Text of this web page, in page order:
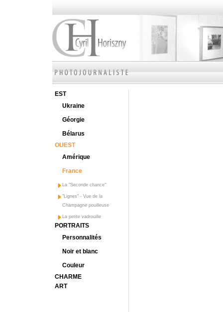
EST
Ukraine
Géorgie
Bélarus
OUEST
Amérique
France
La "Seconde chance"
"Lignes" - Vue de la
Champagne pouilleuse
La petite vadrouille
PORTRAITS
Personnalités
Noir et blanc
Couleur
CHARME
ART